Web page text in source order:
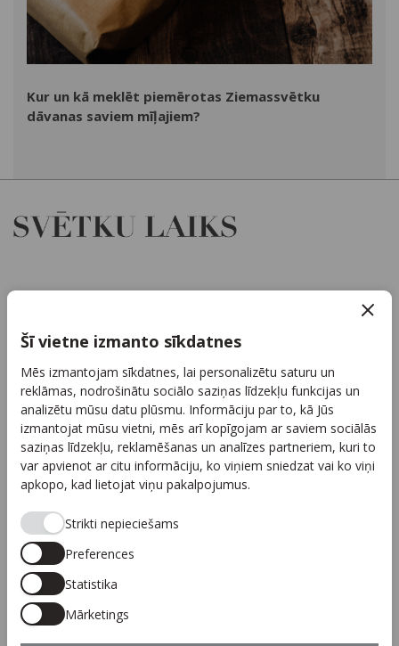
Šī vietne izmanto sīkdatnes
Mēs izmantojam sīkdatnes, lai personalizētu saturu un
reklāmas, nodrošinātu sociālo saziņas līdzekļu funkcijas un
analizētu mūsu datu plūsmu. Informāciju par to, kā Jūs
izmantojat mūsu vietni, mēs arī kopīgojam ar saviem sociālās
saziņas līdzekļu, reklamēšanas un analīzes partneriem, kuri to
var apvienot ar citu informāciju, ko viņiem sniedzat vai ko viņi
apkopo, kad lietojat viņu pakalpojumus.
Strikti nepieciešams
Preferences
Statistika
Mārketings
Kur un kā meklēt piemērotas Ziemassvētku
dāvanas saviem mīļajiem?
Reklāma
Arhīvs
Sadarbība
Autortiesības
Privātuma politika
Piesakies jaunumiem